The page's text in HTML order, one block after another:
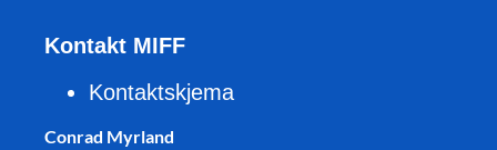
Kontakt MIFF
Kontaktskjema
Conrad Myrland